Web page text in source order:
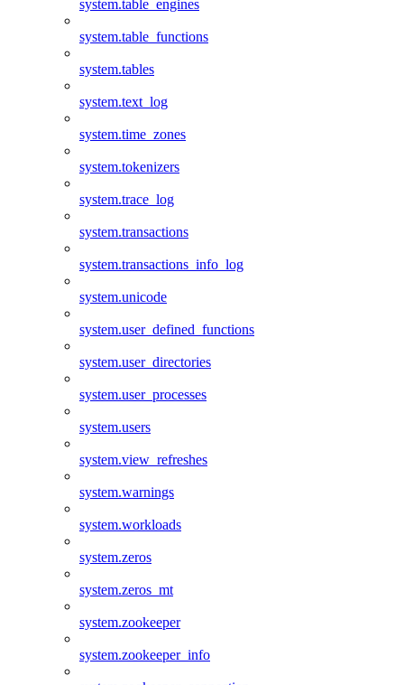
system.table_engines
system.table_functions
system.tables
system.text_log
system.time_zones
system.tokenizers
system.trace_log
system.transactions
system.transactions_info_log
system.unicode
system.user_defined_functions
system.user_directories
system.user_processes
system.users
system.view_refreshes
system.warnings
system.workloads
system.zeros
system.zeros_mt
system.zookeeper
system.zookeeper_info